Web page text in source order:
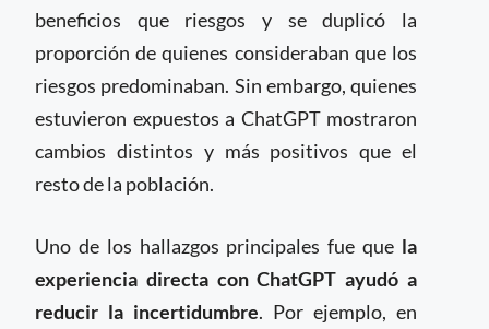
beneficios que riesgos y se duplicó la
proporción de quienes consideraban que los
riesgos predominaban. Sin embargo, quienes
estuvieron expuestos a ChatGPT mostraron
cambios distintos y más positivos que el
resto de la población.
Uno de los hallazgos principales fue que la
experiencia directa con ChatGPT ayudó a
reducir la incertidumbre. Por ejemplo, en